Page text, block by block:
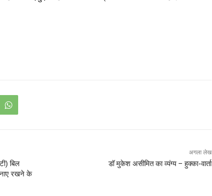
बिल
रखने के
अगला लेख
डॉ मुकेश असीमित का व्यंग्य – हुक्का-वार्ता